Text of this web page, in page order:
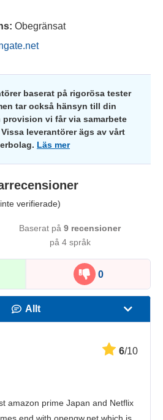
Obegränsat
baserat på rigorösa tester
tar också hänsyn till din
vi får via samarbete
leverantörer ägs av vårt
Läs mer
verifierade)
Baserat på 9 recensioner
på 4 språk
0
Allt
Kundtjänst
6/10
amazon prime Japan and Netflix